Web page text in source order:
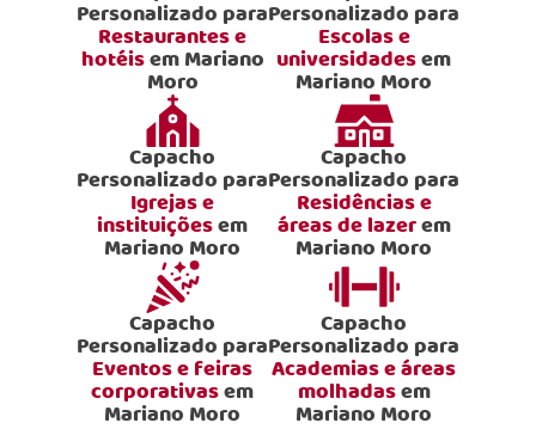
Personalizado para
Restaurantes e
hotéisem Mariano
Moro
Personalizado para
Escolas e
universidadesem
Mariano Moro
Capacho
Personalizado para
Igrejas e
instituiçõesem
Mariano Moro
Capacho
Personalizado para
Residências e
áreas de lazerem
Mariano Moro
Capacho
Personalizado para
Eventos e feiras
corporativasem
Mariano Moro
Capacho
Personalizado para
Academias e áreas
molhadasem
Mariano Moro